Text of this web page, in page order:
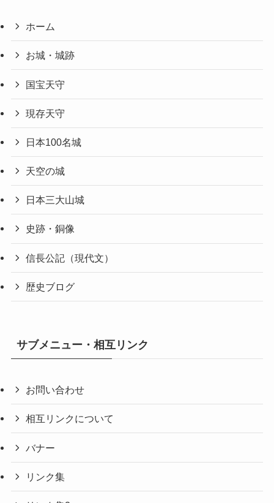
ホーム
お城・城跡
国宝天守
現存天守
日本100名城
天空の城
日本三大山城
史跡・銅像
信長公記（現代文）
歴史ブログ
サブメニュー・相互リンク
お問い合わせ
相互リンクについて
バナー
リンク集